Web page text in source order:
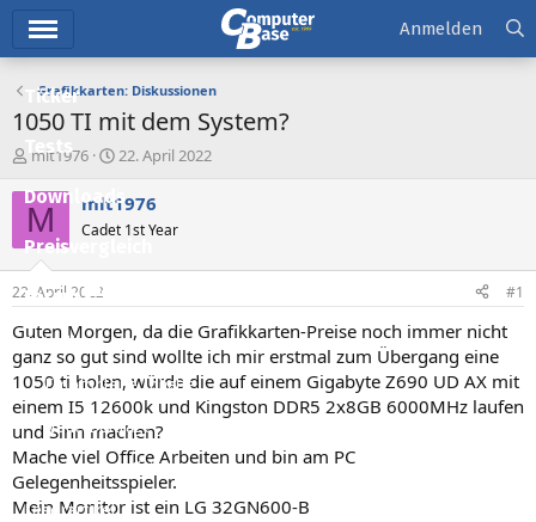
Ticker
Tests
Downloads
Preisvergleich
Forum
Aktuelles
Empfohlene Inhalte
Neue Beiträge
Neueste Aktivitäten
Leserartikel
Anmelden
Grafikkarten: Diskussionen
1050 TI mit dem System?
E
s
t
e
e
r
mlt1976
E
s
e
t
a
m
22. April 2022
M mlt1976
Cadet 1st Year
22. April 2022 #1
Guten Morgen, da die Grafikkarten-Preise noch immer nicht
ganz so gut sind wollte ich mir erstmal zum Übergang eine
1050 ti holen, würde die auf einem Gigabyte Z690 UD AX mit
einem I5 12600k und Kingston DDR5 2x8GB 6000MHz laufen
und Sinn machen?
Mache viel Office Arbeiten und bin am PC
Gelegenheitsspieler.
Mein Monitor ist ein LG 32GN600-B